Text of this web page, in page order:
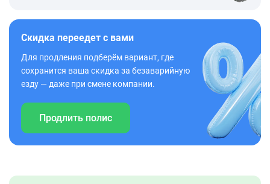
Скидка переедет с вами
Для продления подберём вариант, где
сохранится ваша скидка за безаварийную
езду — даже при смене компании.
Продлить полис